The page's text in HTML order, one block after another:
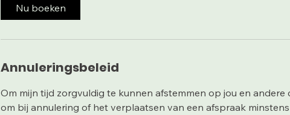
n
Nu boeken
Annuleringsbeleid
Om mijn tijd zorgvuldig te kunnen afstemmen op jou en andere
om bij annulering of het verplaatsen van een afspraak